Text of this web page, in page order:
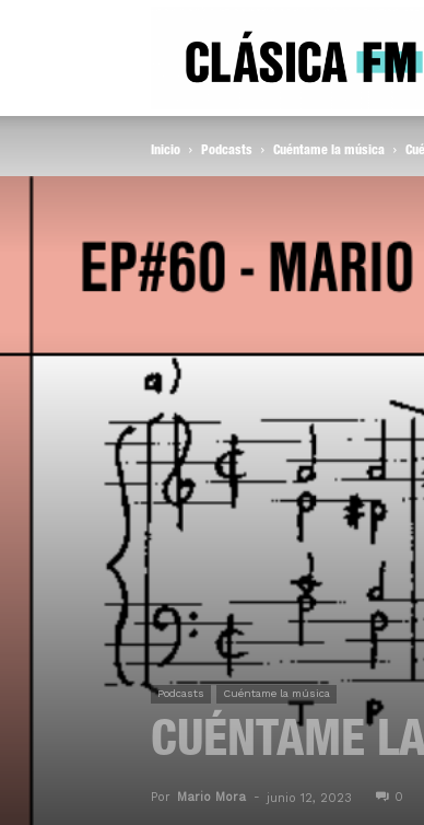
Inicio Podcasts Cuéntame la música
Podcasts Cuéntame la música
CUÉNTAME
Por Mario Mora - junio 12, 2023 0